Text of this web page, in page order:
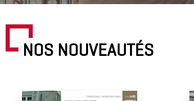
NOS NOUVEAUTÉS